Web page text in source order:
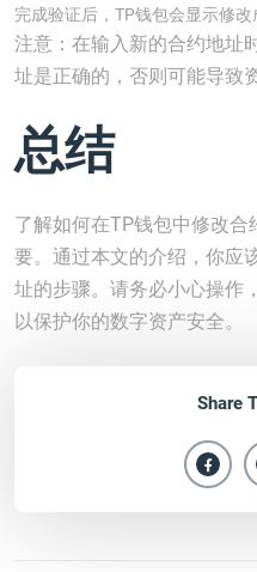
完成验证后，TP钱包会显示修改
注意：在输入新的合约地址
址是正确的，否则可能导致
总结
了解如何在TP钱包中修改
要。通过本文的介绍，你应
址的步骤。请务必小心操作
以保护你的数字资产安全。
Share